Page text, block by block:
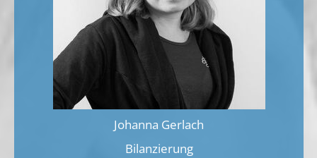
Johanna Gerlach
Bilanzierung